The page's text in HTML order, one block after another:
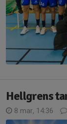
Hellgrens
8 mar, 14:36